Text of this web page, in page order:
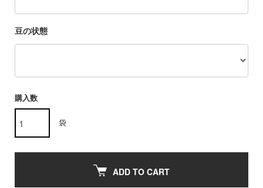
豆の状態
購入数
袋
ADD TO CART